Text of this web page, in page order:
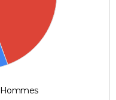
Hommes